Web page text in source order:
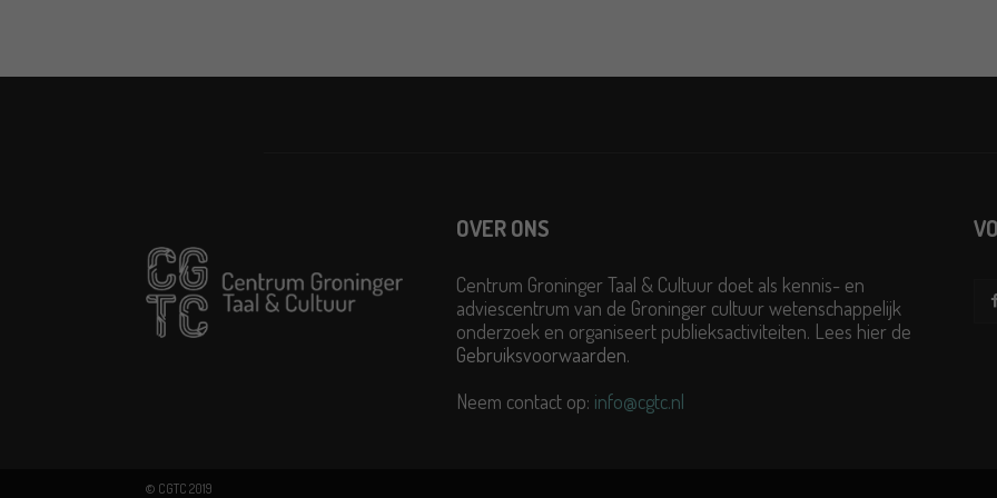
OVER ONS
Centrum Groninger Taal & Cultuur doet als kennis- en
adviescentrum van de Groninger cultuur wetenschappelijk
onderzoek en organiseert publieksactiviteiten. Lees hier de
Gebruiksvoorwaarden.
Neem contact op: info@cgtc.nl
© CGTC 2019